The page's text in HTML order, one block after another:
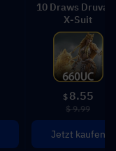
10 Draws
X-Suit
$ 8.55
$ 9.99
Jetzt kaufen